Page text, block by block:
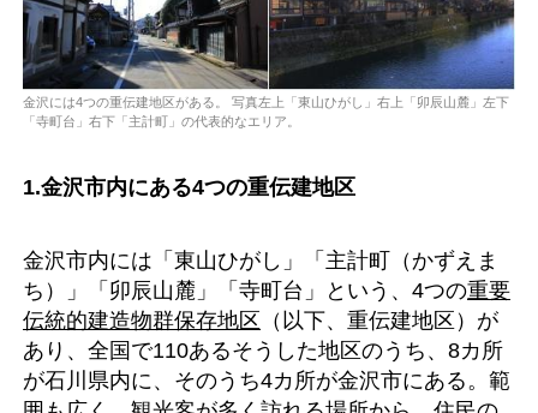
金沢には4つの重伝建地区がある。 写真左上「東山ひがし」右上「卯辰山麓」左下
「寺町台」右下「主計町」の代表的なエリア。
1.金沢市内にある4つの重伝建地区
金沢市内には「東山ひがし」「主計町（かずえま
ち）」「卯辰山麓」「寺町台」という、4つの重要
伝統的建造物群保存地区 （以下、重伝建地区）が
あり、全国で110あるそうした地区のうち、8カ所
が石川県内に、そのうち4カ所が金沢市にある。範